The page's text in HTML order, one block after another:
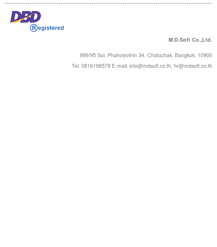
M.D.Soft Co.,Ltd.
999/95 Soi. Phaholyothin 34, Chatuchak, Bangkok, 10900
Tel: 0816198579 E-mail: info@mdsoft.co.th, hr@mdsoft.co.th